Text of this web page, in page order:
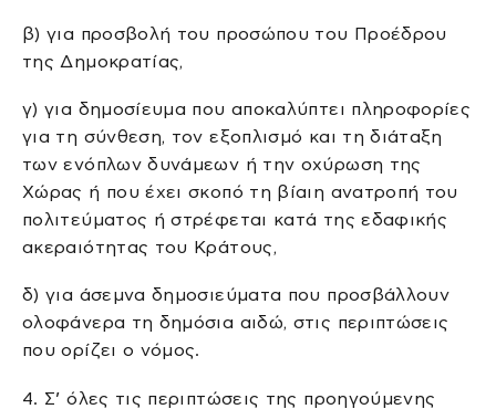
β) για προσβολή του προσώπου του Προέδρου
της Δημοκρατίας,
γ) για δημοσίευμα που αποκαλύπτει πληροφορίες
για τη σύνθεση, τον εξοπλισμό και τη διάταξη
των ενόπλων δυνάμεων ή την οχύρωση της
Xώρας ή που έχει σκοπό τη βίαιη ανατροπή του
πολιτεύματος ή στρέφεται κατά της εδαφικής
ακεραιότητας του Kράτους,
δ) για άσεμνα δημοσιεύματα που προσβάλλουν
ολοφάνερα τη δημόσια αιδώ, στις περιπτώσεις
που ορίζει ο νόμος.
4. Σ’ όλες τις περιπτώσεις της προηγούμενης